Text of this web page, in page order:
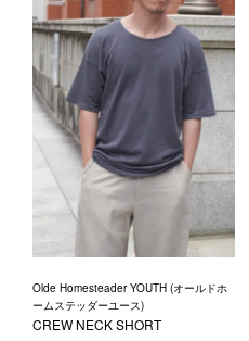
Olde Homesteader YOUTH (オールドホ
ームステッダーユース)
CREW NECK SHORT